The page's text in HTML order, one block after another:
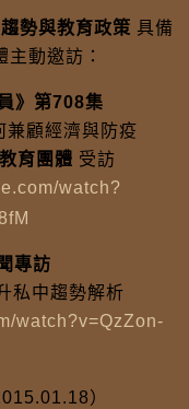
勢與教育政策 具備
動邀訪：
》第708集
顧經濟與防疫
育團體 受訪
watch?
專訪
私中趨勢解析
watch?v=QzZon-
）